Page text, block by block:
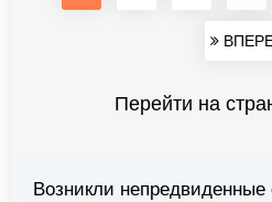
Перейти на
Возникли